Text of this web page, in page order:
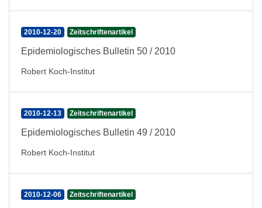
2010-12-20 Zeitschriftenartikel
Epidemiologisches Bulletin 50 / 2010
Robert Koch-Institut
2010-12-13 Zeitschriftenartikel
Epidemiologisches Bulletin 49 / 2010
Robert Koch-Institut
2010-12-06 Zeitschriftenartikel